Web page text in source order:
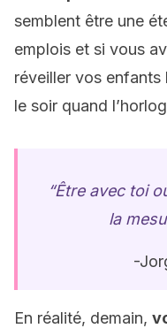
semblent être une
emplois et si vous
réveiller vos enfants
le soir quand
“Être avec toi
la
-
En réalité, demain,